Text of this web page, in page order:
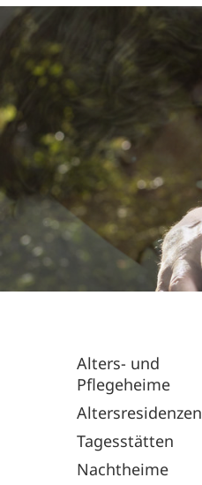
Alters- und
Pflegeheime
Altersresidenzen
Tagesstätten
Nachtheime